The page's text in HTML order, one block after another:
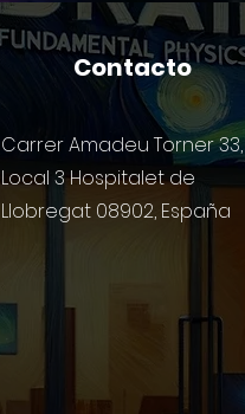
Contacto
Carrer Amadeu Torner 33,
Local 3 Hospitalet de
Llobregat 08902, España